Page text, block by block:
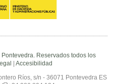
Reservados todos los
Accesibilidad
Ríos, s/n - 36071 Pontevedra ES